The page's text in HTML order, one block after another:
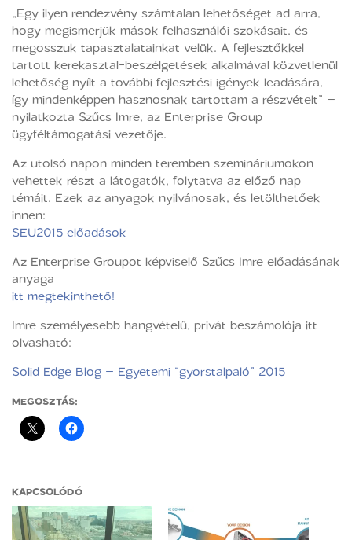
„Egy ilyen rendezvény számtalan lehetőséget ad arra,
hogy megismerjük mások felhasználói szokásait, és
megosszuk tapasztalatainkat velük. A fejlesztőkkel
tartott kerekasztal-beszélgetések alkalmával közvetlenül
lehetőség nyílt a további fejlesztési igények leadására,
így mindenképpen hasznosnak tartottam a részvételt” –
nyilatkozta Szűcs Imre, az Enterprise Group
ügyféltámogatási vezetője.
Az utolsó napon minden teremben szemináriumokon
vehettek részt a látogatók, folytatva az előző nap
témáit. Ezek az anyagok nyilvánosak, és letölthetőek
innen:
SEU2015 előadások
Az Enterprise Groupot képviselő Szűcs Imre előadásának
anyaga
itt megtekinthető!
Imre személyesebb hangvételű, privát beszámolója itt
olvasható:
Solid Edge Blog – Egyetemi “gyorstalpaló” 2015
MEGOSZTÁS:
KAPCSOLÓDÓ